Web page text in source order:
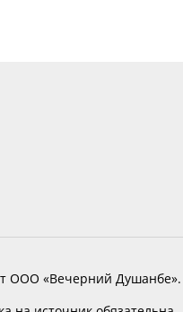
ООО «Вечерний Душанбе».